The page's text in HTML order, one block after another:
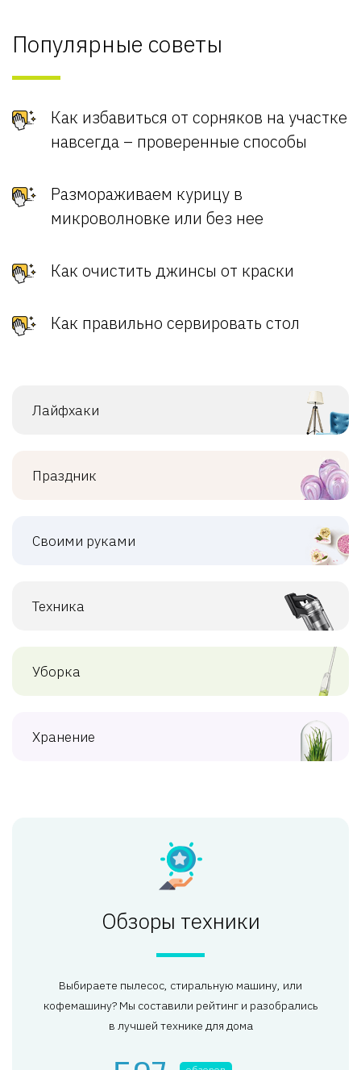
Популярные советы
Как избавиться от сорняков на участке
навсегда – проверенные способы
Размораживаем курицу в
микроволновке или без нее
Как очистить джинсы от краски
Как правильно сервировать стол
Лайфхаки
Праздник
Своими руками
Техника
Уборка
Хранение
Обзоры техники
Выбираете пылесос, стиральную машину, или
кофемашину? Мы составили рейтинг и разобрались
в лучшей технике для дома